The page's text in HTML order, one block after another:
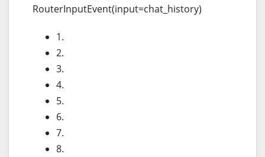
RouterInputEvent(input=chat_history)
1.
2.
3.
4.
5.
6.
7.
8.